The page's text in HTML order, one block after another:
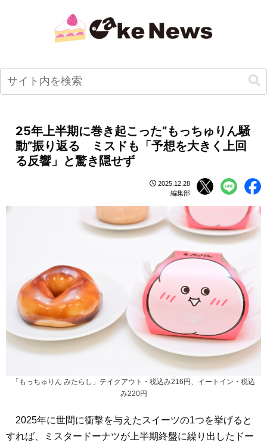
25年上半期に巻き起こった”もっちゅりん騒
動”振り返る ミスドも「予想を大きく上回
る反響」と驚き隠せず
2025.12.28
編集部
「もっちゅりん みたらし」テイクアウト・税込み216円、イートイン・税込
み220円
2025年に世間に衝撃を与えたスイーツの1つを挙げると
すれば、ミスタードーナツが上半期終盤に繰り出したドー